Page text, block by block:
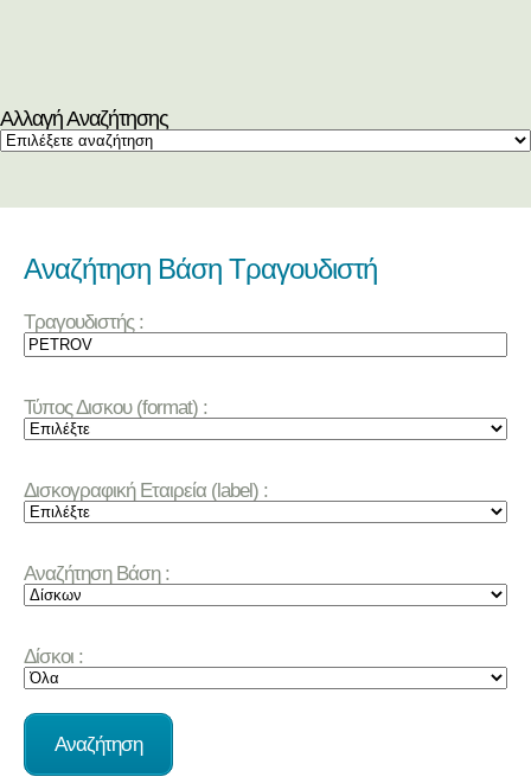
Αλλαγή Αναζήτησης
Αναζήτηση Βάση Τραγουδιστή
Τραγουδιστής :
Τύπος Δισκου (format) :
Δισκογραφική Εταιρεία (label) :
Αναζήτηση Βάση :
Δίσκοι :